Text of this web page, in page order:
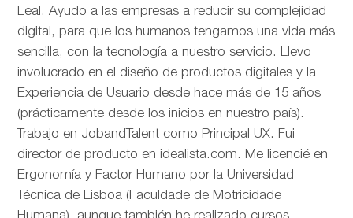
Leal. Ayudo a las empresas a reducir su complejidad
digital, para que los humanos tengamos una vida más
sencilla, con la tecnología a nuestro servicio. Llevo
involucrado en el diseño de productos digitales y la
Experiencia de Usuario desde hace más de 15 años
(prácticamente desde los inicios en nuestro país).
Trabajo en JobandTalent como Principal UX. Fui
director de producto en idealista.com. Me licencié en
Ergonomía y Factor Humano por la Universidad
Técnica de Lisboa (Faculdade de Motricidade